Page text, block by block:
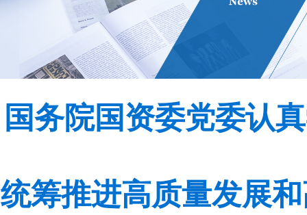
国务院国资委党委认
统筹推进高质量发展